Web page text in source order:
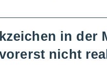
in
nicht